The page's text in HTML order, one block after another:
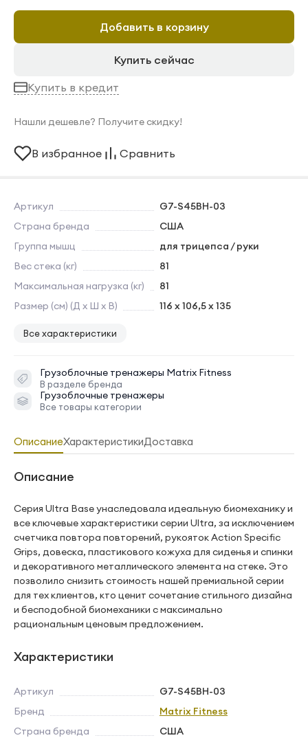
Артикул
G7-S45BH-03
Страна бренда
США
Группа мышц
для трицепса / руки
Вес стека (кг)
81
Максимальная нагрузка (кг)
81
Размер (см) (Д х Ш х В)
116 x 106,5 x 135
Все характеристики
Грузоблочные тренажеры Matrix Fitness
В разделе бренда
Грузоблочные тренажеры
Все товары категории
Добавить в корзину
Купить сейчас
Купить в кредит
Нашли дешевле? Получите скидку!
В избранное Сравнить
ОписаниеХарактеристикиДоставка
Описание
Серия Ultra Base унаследовала идеальную биомеханику и
все ключевые характеристики серии Ultra, за исключением
счетчика повтора повторений, рукояток Action Specific
Grips, довеска, пластикового кожуха для сиденья и спинки
и декоративного металлического элемента на стеке. Это
позволило снизить стоимость нашей премиальной серии
для тех клиентов, кто ценит сочетание стильного дизайна
и бесподобной биомеханики с максимально
рациональным ценовым предложением.
Характеристики
Артикул
G7-S45BH-03
Бренд
Matrix Fitness
Страна бренда
США